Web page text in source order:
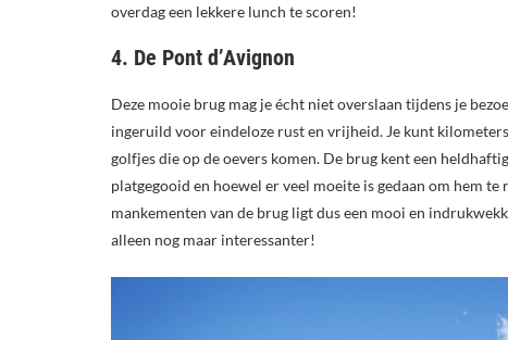
overdag een lekkere lunch te scoren!
4. De Pont d’Avignon
Deze mooie brug mag je écht niet overslaan tijdens je
ingeruild voor eindeloze rust en vrijheid. Je kunt
golfjes die op de oevers komen. De brug kent een
platgegooid en hoewel er veel moeite is gedaan om hem
mankementen van de brug ligt dus een mooi en
alleen nog maar interessanter!